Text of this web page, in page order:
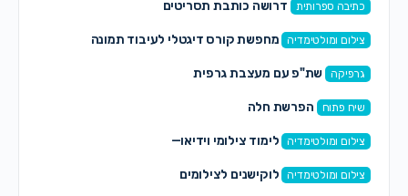
כתיבה ספרותית דרושה כותבת תסריטים
צילום ומולטימדיה מחפשת קורס דיגטלי לעיבוד תמונה
גרפיקה שת"פ עם מעצבת גרפית
שיח פתוח הפרשת חלה
צילום ומולטימדיה לימוד צילומי וידיאו—
צילום ומולטימדיה לוקישנים לצילומים